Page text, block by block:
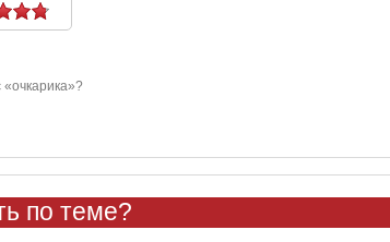
«очкарика»?
по теме?